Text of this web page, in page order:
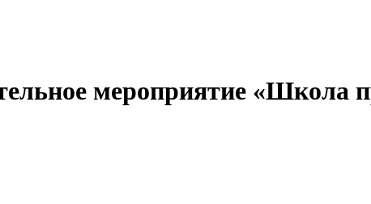
мероприятие «Школа